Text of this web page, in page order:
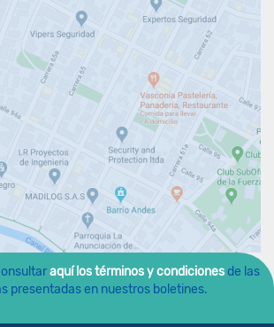
aquí los términos y condicionesde las
presentadas en nuestros boletines.